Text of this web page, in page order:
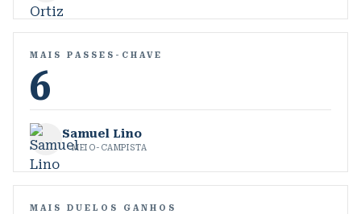
MAIS PASSES-CHAVE
6
Samuel Lino
MEIO-CAMPISTA
MAIS DUELOS GANHOS